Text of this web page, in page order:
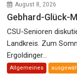
August 8, 2026
Gebhard-Glück-
CSU-Senioren
Landkreis. Zum
Ergoldinger...
Allgemeines